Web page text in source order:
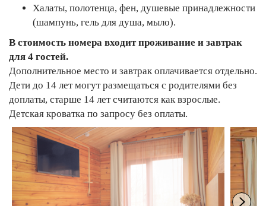
Халаты, полотенца, фен, душевые принадлежности
(шампунь, гель для душа, мыло).
В стоимость номера входит проживание и завтрак
для 4 гостей.
Дополнительное место и завтрак оплачивается отдельно.
Дети до 14 лет могут размещаться с родителями без
доплаты, старше 14 лет считаются как взрослые.
Детская кроватка по запросу без оплаты.